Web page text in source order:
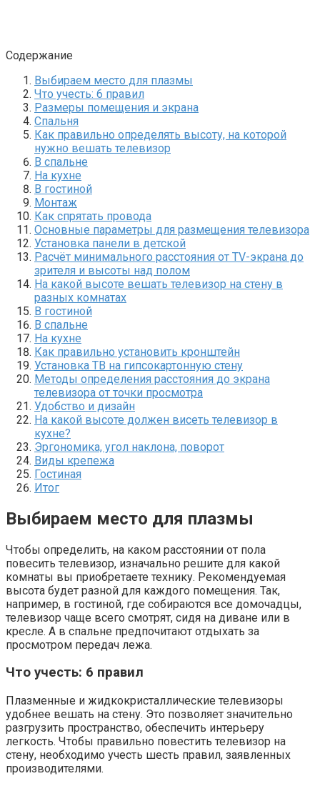
Содержание
Выбираем место для плазмы
Что учесть: 6 правил
Размеры помещения и экрана
Спальня
Как правильно определять высоту, на которой
нужно вешать телевизор
В спальне
На кухне
В гостиной
Монтаж
Как спрятать провода
Основные параметры для размещения телевизора
Установка панели в детской
Расчёт минимального расстояния от TV-экрана до
зрителя и высоты над полом
На какой высоте вешать телевизор на стену в
разных комнатах
В гостиной
В спальне
На кухне
Как правильно установить кронштейн
Установка ТВ на гипсокартонную стену
Методы определения расстояния до экрана
телевизора от точки просмотра
Удобство и дизайн
На какой высоте должен висеть телевизор в
кухне?
Эргономика, угол наклона, поворот
Виды крепежа
Гостиная
Итог
Выбираем место для плазмы
Чтобы определить, на каком расстоянии от пола
повесить телевизор, изначально решите для какой
комнаты вы приобретаете технику. Рекомендуемая
высота будет разной для каждого помещения. Так,
например, в гостиной, где собираются все домочадцы,
телевизор чаще всего смотрят, сидя на диване или в
кресле. А в спальне предпочитают отдыхать за
просмотром передач лежа.
Что учесть: 6 правил
Плазменные и жидкокристаллические телевизоры
удобнее вешать на стену. Это позволяет значительно
разгрузить пространство, обеспечить интерьеру
легкость. Чтобы правильно повестить телевизор на
стену, необходимо учесть шесть правил, заявленных
производителями.